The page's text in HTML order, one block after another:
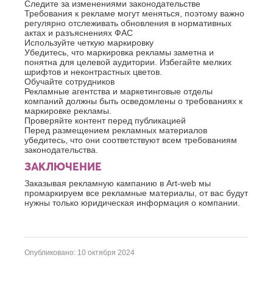
Следите за изменениями законодательстве
Требования к рекламе могут меняться, поэтому важно
регулярно отслеживать обновления в нормативных
актах и разъяснениях ФАС
Используйте четкую маркировку
Убедитесь, что маркировка рекламы заметна и
понятна для целевой аудитории. Избегайте мелких
шрифтов и неконтрастных цветов.
Обучайте сотрудников
Рекламные агентства и маркетинговые отделы
компаний должны быть осведомлены о требованиях к
маркировке рекламы.
Проверяйте контент перед публикацией
Перед размещением рекламных материалов
убедитесь, что они соответствуют всем требованиям
законодательства.
ЗАКЛЮЧЕНИЕ
Заказывая рекламную кампанию в Art-web мы
промаркируем все рекламные материалы, от вас будут
нужны только юридическая информация о компании.
Опубликовано: 10 октября 2024